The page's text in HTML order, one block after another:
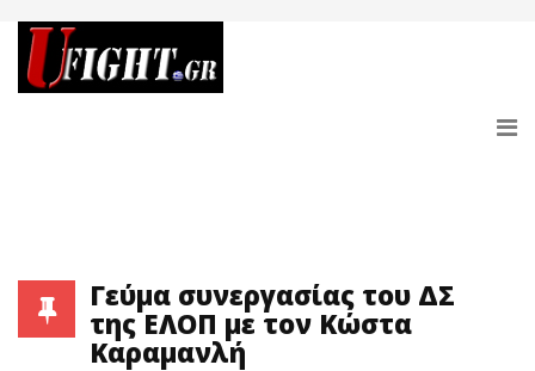
Γεύμα συνεργασίας του ΔΣ
της ΕΛΟΠ με τον Κώστα
Καραμανλή